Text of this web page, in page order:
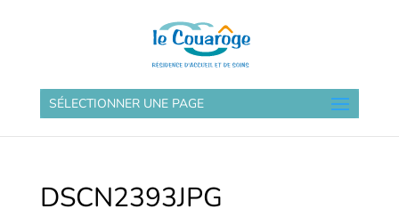
SÉLECTIONNER UNE PAGE
DSCN2393JPG